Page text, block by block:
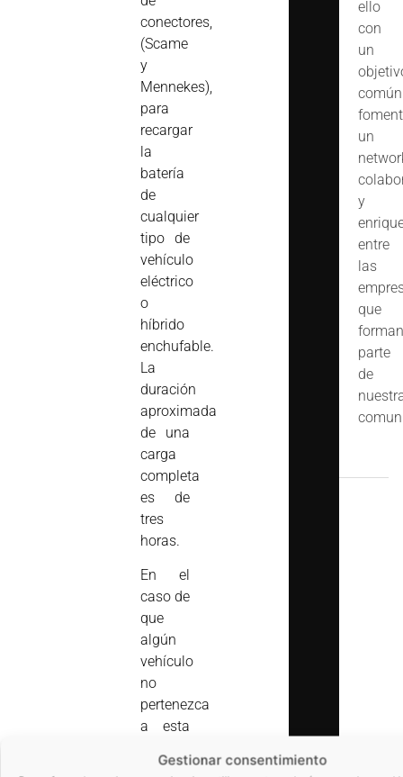
Gestionar consentimiento
conectores,
(Scame
y
Mennekes),
para
recargar
la
batería
de
cualquier
tipo de
vehículo
eléctrico
o
híbrido
enchufable.
La
duración
aproximada
de una
carga
completa
es de
tres
horas.
En el
caso de
que
algún
vehículo
no
pertenezca
a esta
Bodega
ello
con
un
un
y
entre
las
que
forman
parte
de